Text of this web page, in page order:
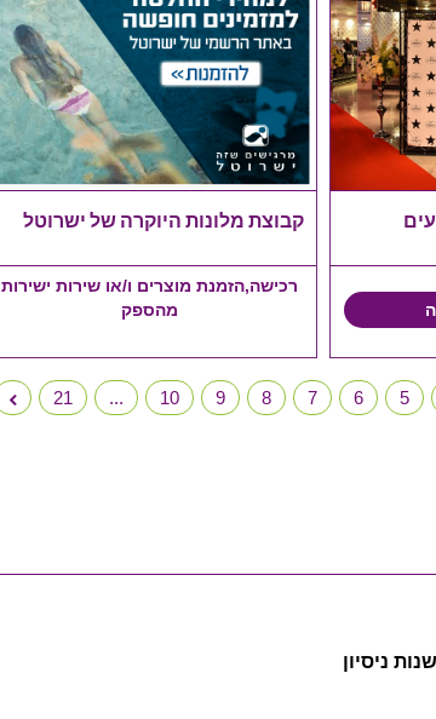
קבוצת מלונות היוקרה של ישרוטל
רכישה,הזמנת מוצרים ו/או שירות ישירות
מהספק
5
6
7
8
9
10
...
21
ניסיון